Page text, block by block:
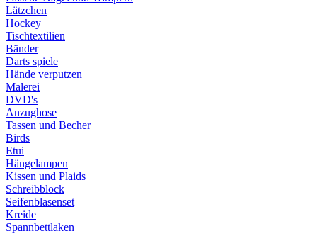
Lätzchen
Hockey
Tischtextilien
Bänder
Darts spiele
Hände verputzen
Malerei
DVD's
Anzughose
Tassen und Becher
Birds
Etui
Hängelampen
Kissen und Plaids
Schreibblock
Seifenblasenset
Kreide
Spannbettlaken